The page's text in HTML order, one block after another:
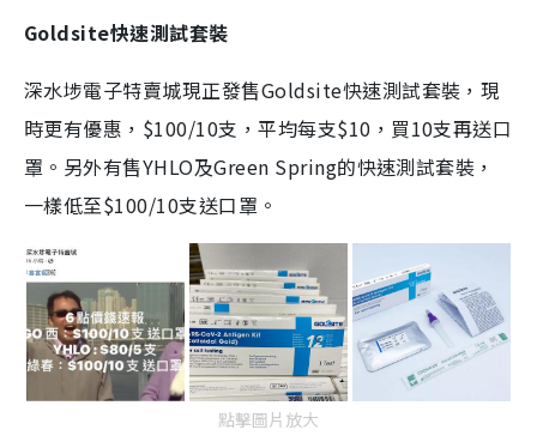
Goldsite快速測試套裝
深水埗電子特賣城現正發售Goldsite快速測試套裝，現
時更有優惠，$100/10支，平均每支$10，買10支再送口
罩。另外有售YHLO及Green Spring的快速測試套裝，
一樣低至$100/10支送口罩。
點擊圖片放大